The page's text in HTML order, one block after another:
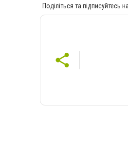
Поділіться та підписуйтесь